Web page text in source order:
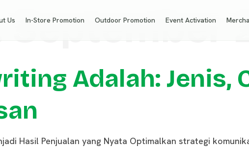
Us In-Store Promotion Outdoor Promotion Event Activation
September
Adalah: Jenis,
Hasil Penjualan yang Nyata Optimalkan strategi